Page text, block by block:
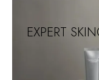
EXPERT